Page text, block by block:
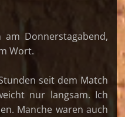
Donnerstagabend,
Wort.
seit dem Match
nur langsam. Ich
Manche waren auch